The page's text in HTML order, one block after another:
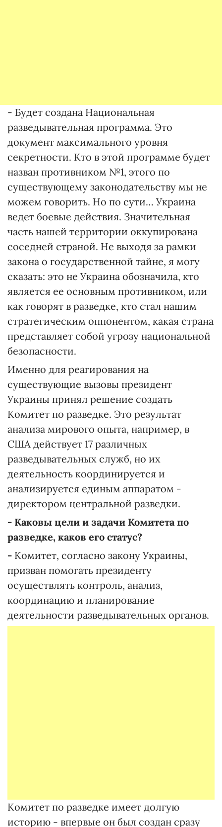
- Будет создана Национальная
разведывательная программа. Это
документ максимального уровня
секретности. Кто в этой программе будет
назван противником №1, этого по
существующему законодательству мы не
можем говорить. Но по сути… Украина
ведет боевые действия. Значительная
часть нашей территории оккупирована
соседней страной. Не выходя за рамки
закона о государственной тайне, я могу
сказать: это не Украина обозначила, кто
является ее основным противником, или
как говорят в разведке, кто стал нашим
стратегическим оппонентом, какая страна
представляет собой угрозу национальной
безопасности.
Именно для реагирования на
существующие вызовы президент
Украины принял решение создать
Комитет по разведке. Это результат
анализа мирового опыта, например, в
США действует 17 различных
разведывательных служб, но их
деятельность координируется и
анализируется единым аппаратом -
директором центральной разведки.
- Каковы цели и задачи Комитета по
разведке, каков его статус?
- Комитет, согласно закону Украины,
призван помогать президенту
осуществлять контроль, анализ,
координацию и планирование
деятельности разведывательных органов.
Комитет по разведке имеет долгую
историю - впервые он был создан сразу